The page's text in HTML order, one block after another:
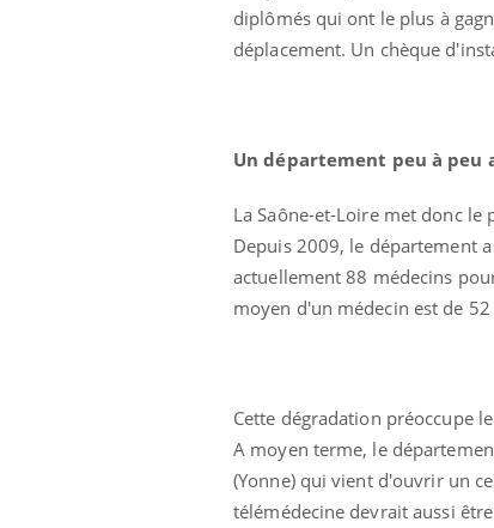
diplômés qui ont le plus à
déplacement. Un chèque
Un département peu à peu
La Saône-et-Loire met donc
Depuis 2009, le département
actuellement 88 médecins
moyen d'un médecin est de
Cette dégradation préoccupe
A moyen terme, le
(Yonne) qui vient d'ouvrir un
télémédecine devrait aussi